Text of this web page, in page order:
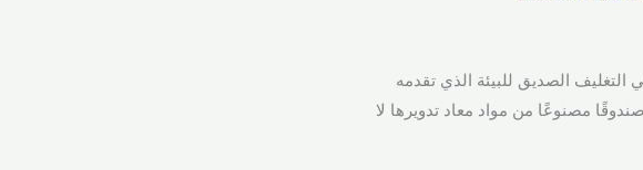
التغليف الصديق للبيئة الذي تقدمه
مصنوعًا من مواد معاد تدويرها لا